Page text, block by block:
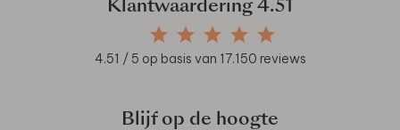
Klantwaardering 4.51
4.51 / 5 op basis van 17.150 reviews
Blijf op de hoogte